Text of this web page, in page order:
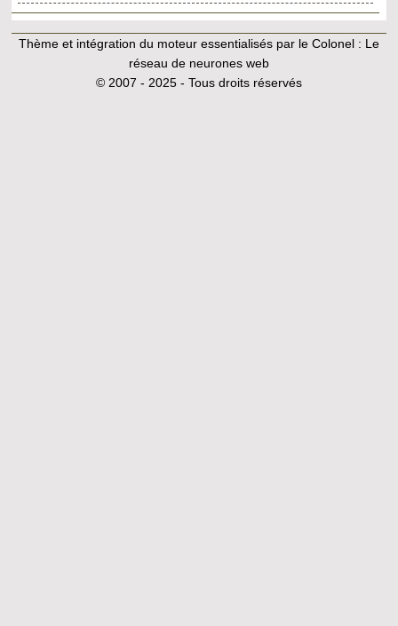
Thème et intégration du moteur essentialisés par le Colonel : Le
réseau de neurones web
© 2007 - 2025 - Tous droits réservés